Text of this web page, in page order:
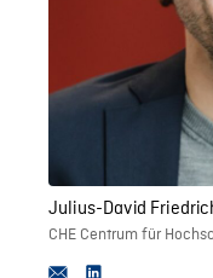
Julius-David
CHE Centrum für